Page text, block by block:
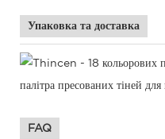
Упаковка та доставка
FAQ